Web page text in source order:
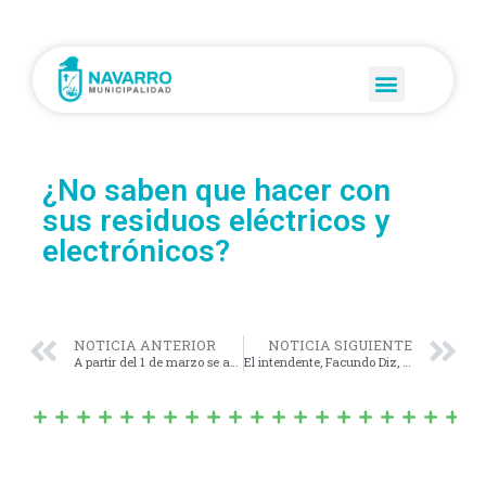
¿No saben que hacer con
sus residuos eléctricos y
electrónicos?
NOTICIA ANTERIOR
A partir del 1 de marzo se abre la inscripción de la Beca Progresar.
NOTICIA SIGUIENTE
El intendente, Facundo Diz, participó del inicio de sesiones ordinarias del Congreso Nacional.